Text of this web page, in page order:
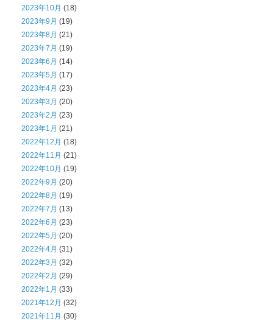
2023年10月 (18)
2023年9月 (19)
2023年8月 (21)
2023年7月 (19)
2023年6月 (14)
2023年5月 (17)
2023年4月 (23)
2023年3月 (20)
2023年2月 (23)
2023年1月 (21)
2022年12月 (18)
2022年11月 (21)
2022年10月 (19)
2022年9月 (20)
2022年8月 (19)
2022年7月 (13)
2022年6月 (23)
2022年5月 (20)
2022年4月 (31)
2022年3月 (32)
2022年2月 (29)
2022年1月 (33)
2021年12月 (32)
2021年11月 (30)